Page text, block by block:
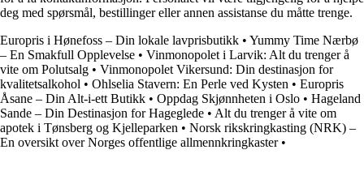
deg med spørsmål, bestillinger eller annen assistanse du måtte trenge.
Europris i Hønefoss – Din lokale lavprisbutikk • Yummy Time Nærbø
– En Smakfull Opplevelse • Vinmonopolet i Larvik: Alt du trenger å
vite om Polutsalg • Vinmonopolet Vikersund: Din destinasjon for
kvalitetsalkohol • Ohlselia Stavern: En Perle ved Kysten • Europris
Åsane – Din Alt-i-ett Butikk • Oppdag Skjønnheten i Oslo • Hageland
Sande – Din Destinasjon for Hageglede • Alt du trenger å vite om
apotek i Tønsberg og Kjelleparken • Norsk rikskringkasting (NRK) –
En oversikt over Norges offentlige allmennkringkaster•